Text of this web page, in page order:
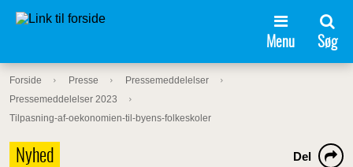
Menu Søg
Forside Presse
Pressemeddelelser
Pressemeddelelser 2023
Tilpasning-af-oekonomien-til-byens-folkeskoler
Nyhed Del